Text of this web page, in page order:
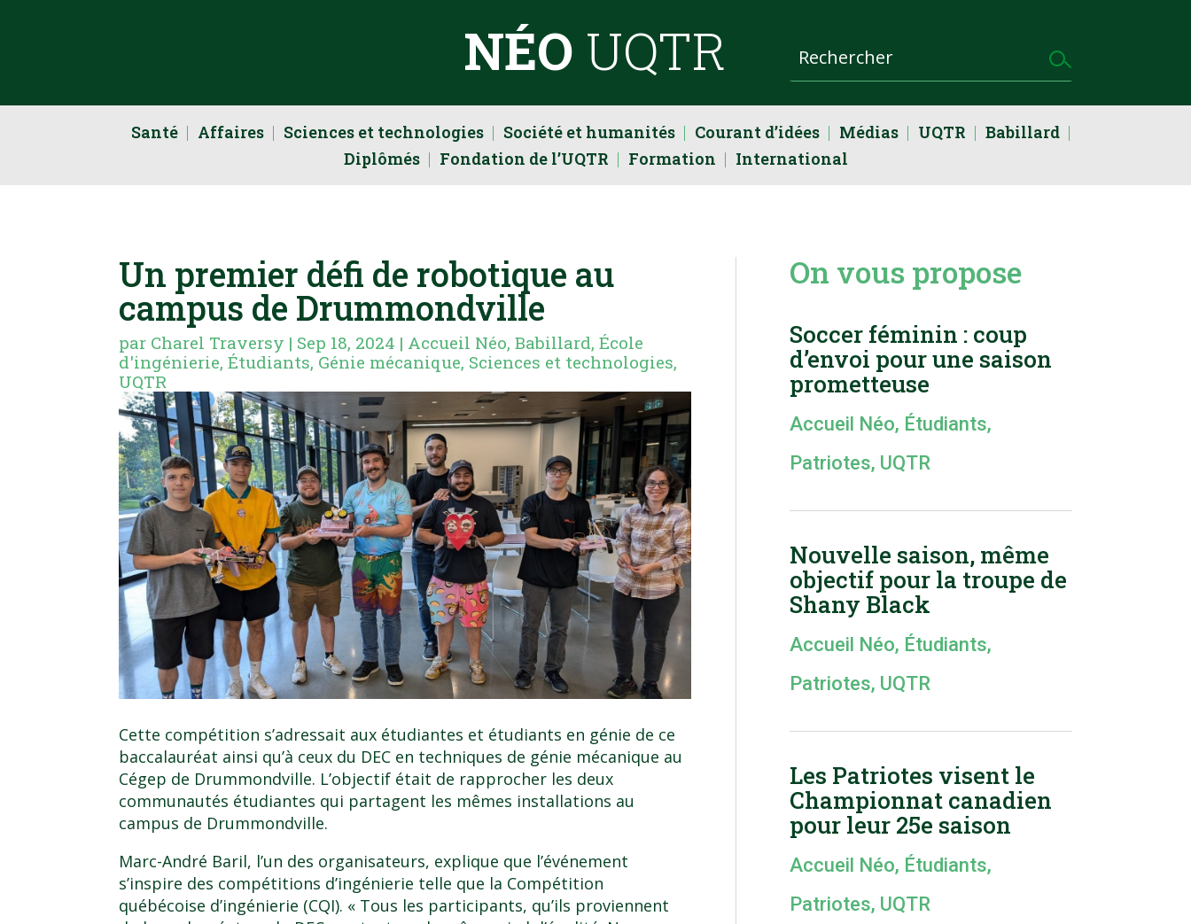
NÉO UQTR
Santé Affaires Sciences et technologies Société et humanités Courant d’idées Médias UQTR
Babillard
Diplômés
Fondation de l’UQTR Formation International
Un premier défi de robotique au
campus de Drummondville
par Charel Traversy | Sep 18, 2024 | Accueil Néo,Babillard,École
d'ingénierie,Étudiants, Génie mécanique, Sciences et technologies,
UQTR
Cette compétition s’adressait aux étudiantes et étudiants en génie de ce
baccalauréat ainsi qu’à ceux du DEC en techniques de génie mécanique au
Cégep de Drummondville. L’objectif était de rapprocher les deux
communautés étudiantes qui partagent les mêmes installations au
campus de Drummondville.
Marc-André Baril, l’un des organisateurs, explique que l’événement
s’inspire des compétitions d’ingénierie telle que la Compétition
québécoise d’ingénierie (CQI). « Tous les participants, qu’ils proviennent
On vous propose
Soccer féminin : coup
d’envoi pour une saison
prometteuse
Accueil Néo, Étudiants,
Patriotes, UQTR
Nouvelle saison, même
objectif pour la troupe de
Shany Black
Accueil Néo, Étudiants,
Patriotes, UQTR
Les Patriotes visent le
Championnat canadien
pour leur 25e saison
Accueil Néo, Étudiants,
Patriotes, UQTR